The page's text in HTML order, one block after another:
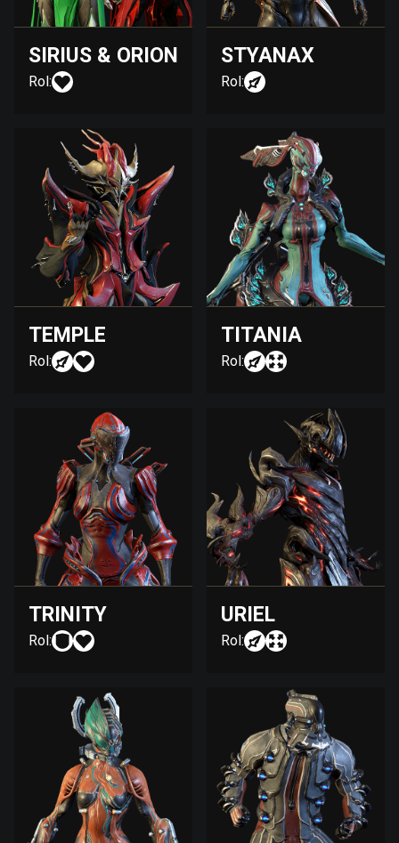
SIRIUS & ORION
Rol:
STYANAX
Rol:
TEMPLE
Rol:
TITANIA
Rol:
TRINITY
Rol:
URIEL
Rol: